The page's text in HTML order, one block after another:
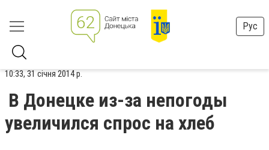
Рус
10:33, 31 січня 2014 р.
В Донецке из-за непогоды
увеличился спрос на хлеб